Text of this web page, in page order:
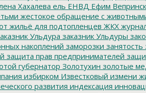
Хахалева ель ЕНВД Ефим
жестокое обращение с
жильё для подтопленцев ЖКХ
Ульдура заказник Ульдуры
накоплений заморозки занятость
защита прав предпринимателей
губернатор Золотухин золотые
избирком Известковый измени
развития индексация